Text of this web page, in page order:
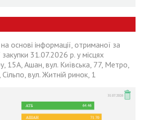
основі інформації, отриманої за
31.07.2026 р. у місцях
15А, Ашан, вул. Київська, 77, Метро,
вул. Житній ринок, 1